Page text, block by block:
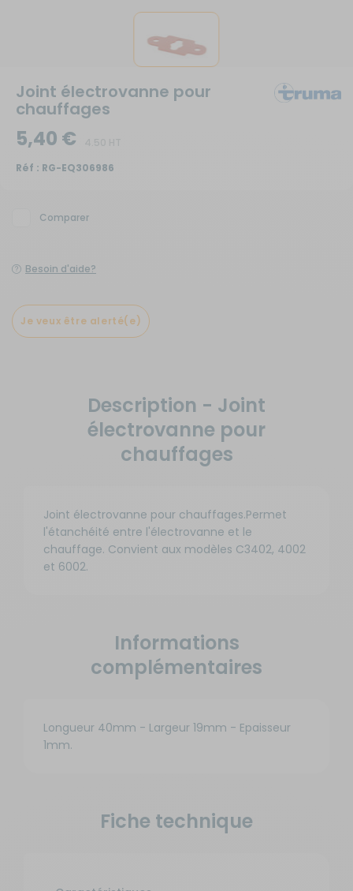
Joint électrovanne pour
chauffages
5,40 €
Réf : RG-EQ306986
Comparer
Besoin d'aide?
Je veux être alerté(e)
Description - Joint
électrovanne pour
chauffages
Joint électrovanne pour chauffages.Permet
l'étanchéité entre l'électrovanne et le
chauffage. Convient aux modèles C3402, 4002
et 6002.
Informations
complémentaires
Longueur 40mm - Largeur 19mm - Epaisseur
1mm.
Fiche technique